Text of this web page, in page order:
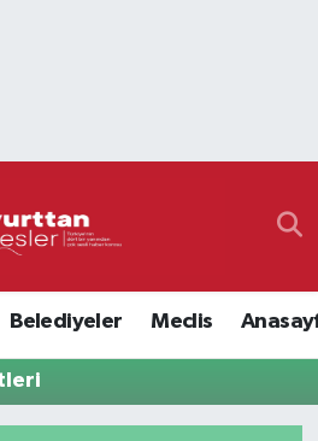
Belediyeler Meclis
ve Fikstür